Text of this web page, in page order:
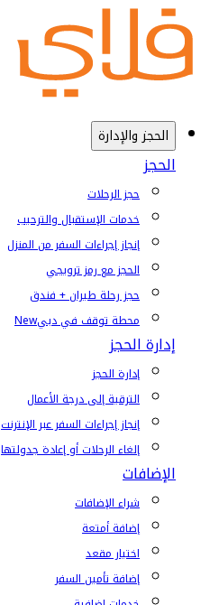
الحجز والإدارة
الحجز
حجز الرحلات
خدمات الإستقبال والترحيب
إنجاز إجراءات السفر من المنزل
الحجز مع رمز ترويجي
حجز رحلة طيران + فندق
محطة توقف في دبيNew
إدارة الحجز
إدارة الحجز
الترقية إلى درجة الأعمال
إنجاز إجراءات السفر عبر الإنترنت
إلغاء الرحلات أو إعادة جدولتها
الإضافات
شراء الإضافات
إضافة أمتعة
اختيار مقعد
إضافة تأمين السفر